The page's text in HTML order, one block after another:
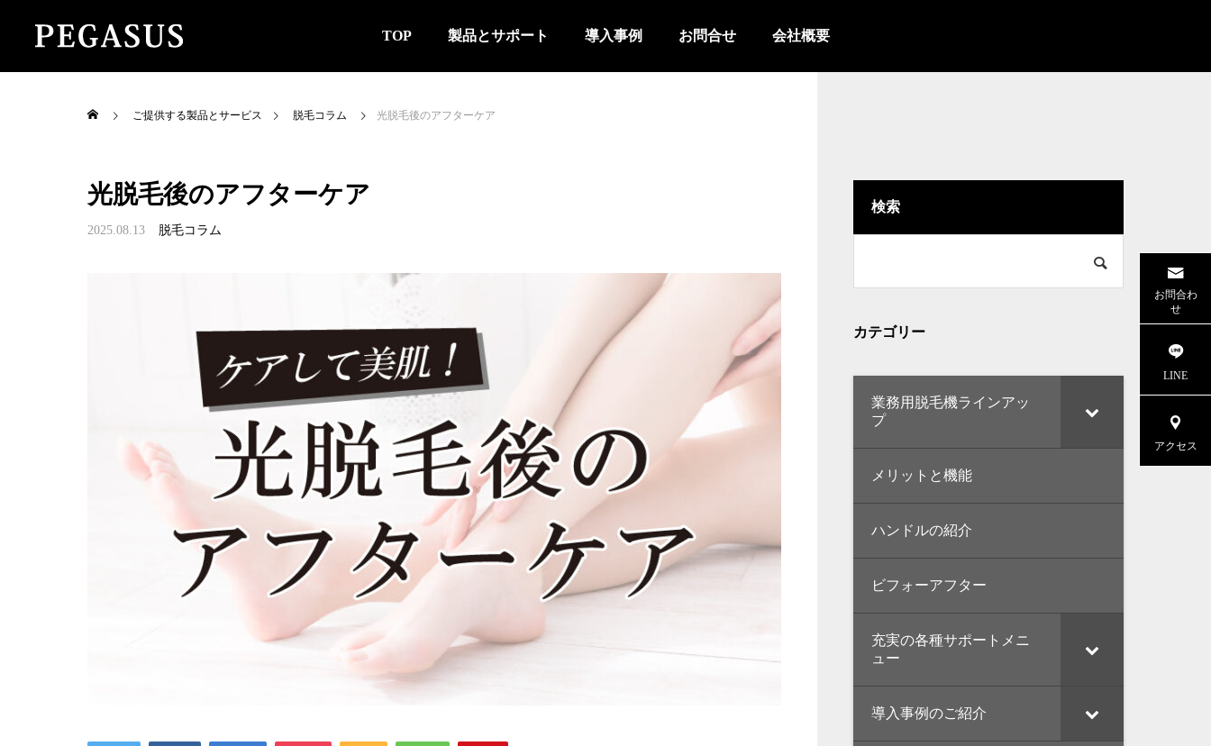
TOP 製品とサポート 導入事例 お問合せ 会社概要
ご提供する製品とサービス 脱毛コラム 光脱毛後のアフターケア
光脱毛後のアフターケア
2025.08.13 脱毛コラム
検索
カテゴリー
業務用脱毛機ラインアッ
プ
メリットと機能
ハンドルの紹介
ビフォーアフター
充実の各種サポートメニ
ュー
導入事例のご紹介
お問合わ
せ
LINE
アクセス